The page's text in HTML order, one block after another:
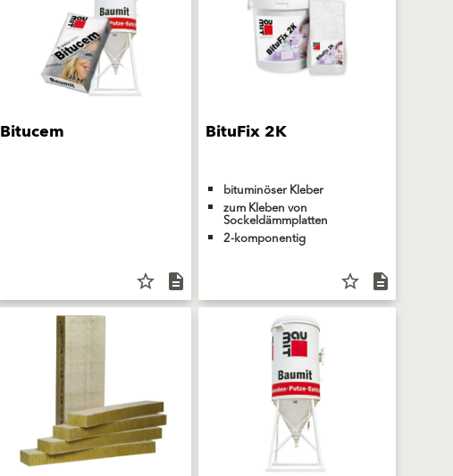
Bitucem
star_border description
BituFix 2K
bituminöser Kleber
zum Kleben von
Sockeldämmplatten
2-komponentig
star_border description